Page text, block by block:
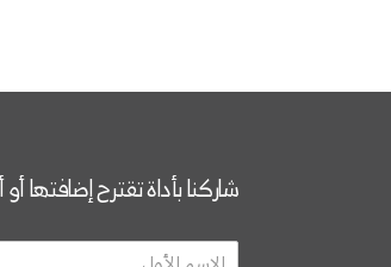
شاركنا بأداة تقترح إضافتها